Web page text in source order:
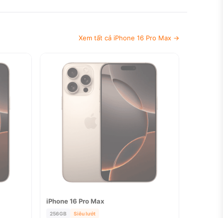
Xem tất cả iPhone 16 Pro Max →
ĐÃ BÁN
iPhone 16 Pro Max
256GB Siêu lướt